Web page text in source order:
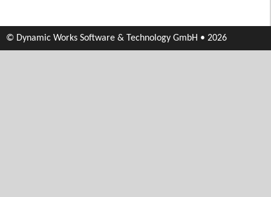
© Dynamic Works Software & Technology GmbH • 2026